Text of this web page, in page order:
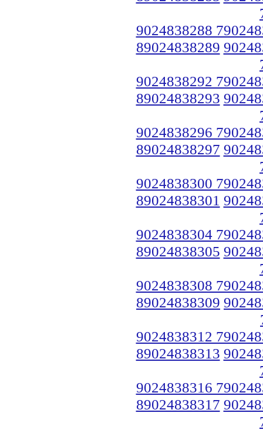
9024838288
89024838289
9024838292
89024838293
9024838296
89024838297
9024838300
89024838301
9024838304
89024838305
9024838308
89024838309
9024838312
89024838313
9024838316
89024838317